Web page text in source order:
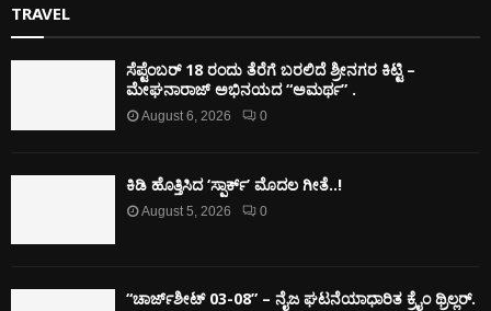
TRAVEL
ಸೆಪ್ಟೆಂಬರ್ 18 ರಂದು ತೆರೆಗೆ ಬರಲಿದೆ ಶ್ರೀನಗರ ಕಿಟ್ಟಿ –
ಮೇಘನಾರಾಜ್ ಅಭಿನಯದ “ಅಮರ್ಥ” .
August 6, 2026 0
ಕಿಡಿ‌‌ ಹೊತ್ತಿಸಿದ ‘ಸ್ಪಾರ್ಕ್’ ಮೊದಲ‌ ಗೀತೆ..!
August 5, 2026 0
“ಚಾರ್ಜ್‌ಶೀಟ್ 03-08” – ನೈಜ ಘಟನೆಯಾಧಾರಿತ ಕ್ರೈಂ ಥ್ರಿಲ್ಲರ್.